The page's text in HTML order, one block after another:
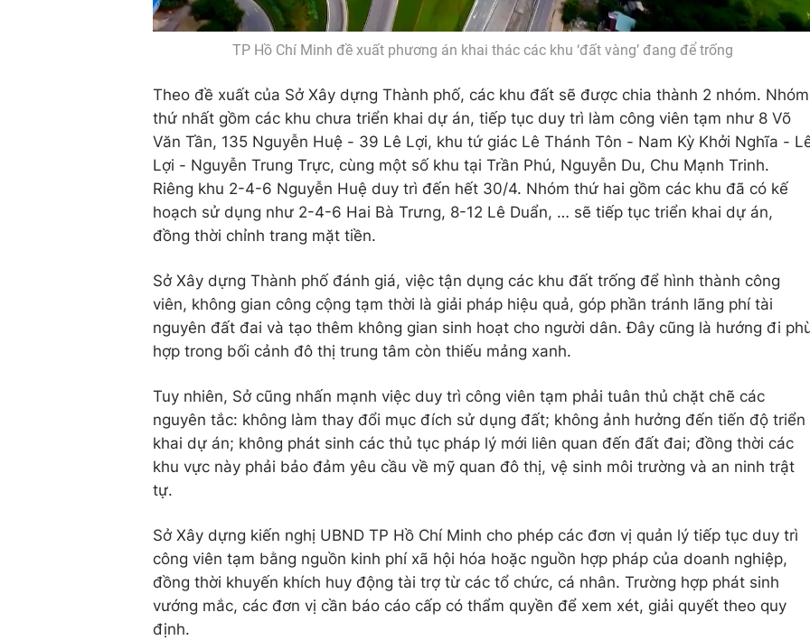
TP Hồ Chí Minh đề xuất phương án khai thác các khu ‘đất vàng’ đang để trống
Theo đề xuất của Sở Xây dựng Thành phố, các khu đất sẽ được chia thành 2 nhóm. Nhóm
thứ nhất gồm các khu chưa triển khai dự án, tiếp tục duy trì làm công viên tạm như 8 Võ
Văn Tần, 135 Nguyễn Huệ - 39 Lê Lợi, khu tứ giác Lê Thánh Tôn - Nam Kỳ Khởi Nghĩa -
Lợi - Nguyễn Trung Trực, cùng một số khu tại Trần Phú, Nguyễn Du, Chu Mạnh Trinh.
Riêng khu 2-4-6 Nguyễn Huệ duy trì đến hết 30/4. Nhóm thứ hai gồm các khu đã có kế
hoạch sử dụng như 2-4-6 Hai Bà Trưng, 8-12 Lê Duẩn, … sẽ tiếp tục triển khai dự án,
đồng thời chỉnh trang mặt tiền.
Sở Xây dựng Thành phố đánh giá, việc tận dụng các khu đất trống để hình thành công
viên, không gian công cộng tạm thời là giải pháp hiệu quả, góp phần tránh lãng phí tài
nguyên đất đai và tạo thêm không gian sinh hoạt cho người dân. Đây cũng là hướng đi
hợp trong bối cảnh đô thị trung tâm còn thiếu mảng xanh.
Tuy nhiên, Sở cũng nhấn mạnh việc duy trì công viên tạm phải tuân thủ chặt chẽ các
nguyên tắc: không làm thay đổi mục đích sử dụng đất; không ảnh hưởng đến tiến độ triển
khai dự án; không phát sinh các thủ tục pháp lý mới liên quan đến đất đai; đồng thời các
khu vực này phải bảo đảm yêu cầu về mỹ quan đô thị, vệ sinh môi trường và an ninh trật
tự.
Sở Xây dựng kiến nghị UBND TP Hồ Chí Minh cho phép các đơn vị quản lý tiếp tục duy trì
công viên tạm bằng nguồn kinh phí xã hội hóa hoặc nguồn hợp pháp của doanh nghiệp,
đồng thời khuyến khích huy động tài trợ từ các tổ chức, cá nhân. Trường hợp phát sinh
vướng mắc, các đơn vị cần báo cáo cấp có thẩm quyền để xem xét, giải quyết theo quy
định.